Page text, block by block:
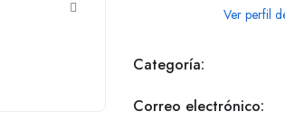
Ver perfil
Categoría:
Correo electrónico: